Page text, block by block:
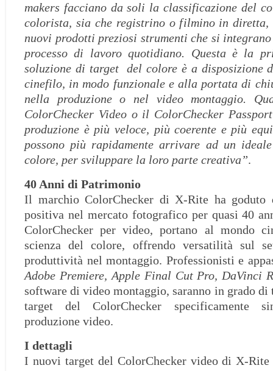
makers facciano da soli la classificazione del
colorista, sia che registrino o filmino in
nuovi prodotti preziosi strumenti che si
processo di lavoro quotidiano. Questa è la
soluzione di target del colore è a disposizione
cinefilo, in modo funzionale e alla portata di
nella produzione o nel video montaggio.
ColorChecker Video o il ColorChecker
produzione è più veloce, più coerente e più
possono più rapidamente arrivare ad un
colore, per sviluppare la loro parte creativa”.
40 Anni di Patrimonio
Il marchio ColorChecker di X-Rite ha goduto
positiva nel mercato fotografico per quasi 40
ColorChecker per video, portano al mondo
scienza del colore, offrendo versatilità sul
produttività nel montaggio. Professionisti e
Adobe Premiere, Apple Final Cut Pro, DaVinci
software di video montaggio, saranno in grado di
target del ColorChecker specificamente
produzione video.
I dettagli
I nuovi target del ColorChecker video di X-